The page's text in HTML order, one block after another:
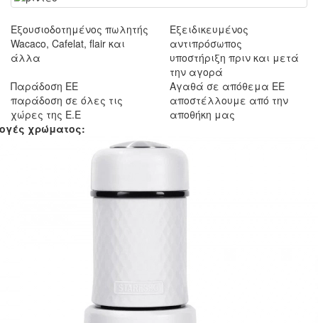
Εξουσιοδοτημένος πωλητής
Wacaco, Cafelat, flair και
άλλα
Εξειδικευμένος
αντιπρόσωπος
υποστήριξη πριν και μετά
την αγορά
Παράδοση ΕΕ
παράδοση σε όλες τις
χώρες της Ε.Ε
Αγαθά σε απόθεμα ΕΕ
αποστέλλουμε από την
αποθήκη μας
χρώματος: